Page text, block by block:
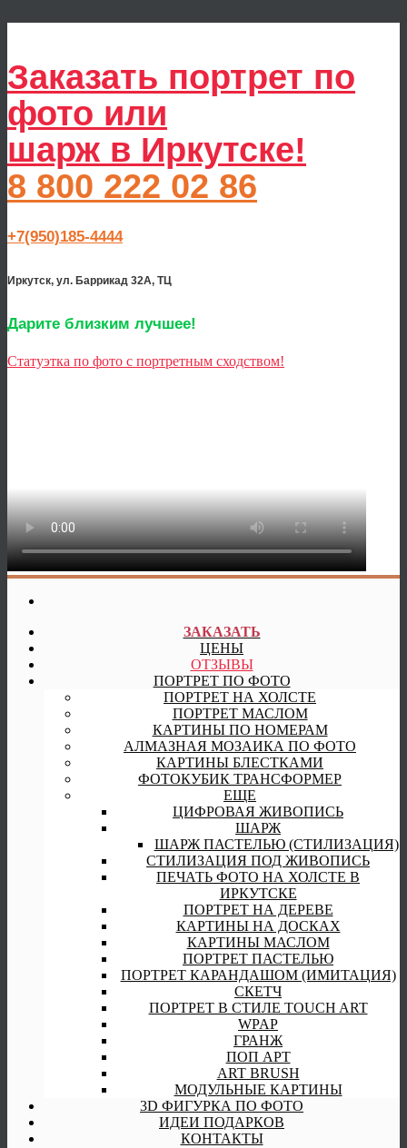
Заказать портрет по
фото или
шарж в Иркутске!
8 800 222 02 86
+7(950)185-4444
Иркутск, ул. Баррикад 32А, ТЦ
Дарите близким лучшее!
Статуэтка по фото с портретным сходством!
ЗАКАЗАТЬ
ЦЕНЫ
ОТЗЫВЫ
ПОРТРЕТ ПО ФОТО
ПОРТРЕТ НА ХОЛСТЕ
ПОРТРЕТ МАСЛОМ
КАРТИНЫ ПО НОМЕРАМ
АЛМАЗНАЯ МОЗАИКА ПО ФОТО
КАРТИНЫ БЛЕСТКАМИ
ФОТОКУБИК ТРАНСФОРМЕР
ЕЩЕ
ЦИФРОВАЯ ЖИВОПИСЬ
ШАРЖ
ШАРЖ ПАСТЕЛЬЮ (СТИЛИЗАЦИЯ)
СТИЛИЗАЦИЯ ПОД ЖИВОПИСЬ
ПЕЧАТЬ ФОТО НА ХОЛСТЕ В
ИРКУТСКЕ
ПОРТРЕТ НА ДЕРЕВЕ
КАРТИНЫ НА ДОСКАХ
КАРТИНЫ МАСЛОМ
ПОРТРЕТ ПАСТЕЛЬЮ
ПОРТРЕТ КАРАНДАШОМ (ИМИТАЦИЯ)
СКЕТЧ
ПОРТРЕТ В СТИЛЕ TOUCH ART
WPAP
ГРАНЖ
ПОП АРТ
ART BRUSH
МОДУЛЬНЫЕ КАРТИНЫ
3D ФИГУРКА ПО ФОТО
ИДЕИ ПОДАРКОВ
КОНТАКТЫ